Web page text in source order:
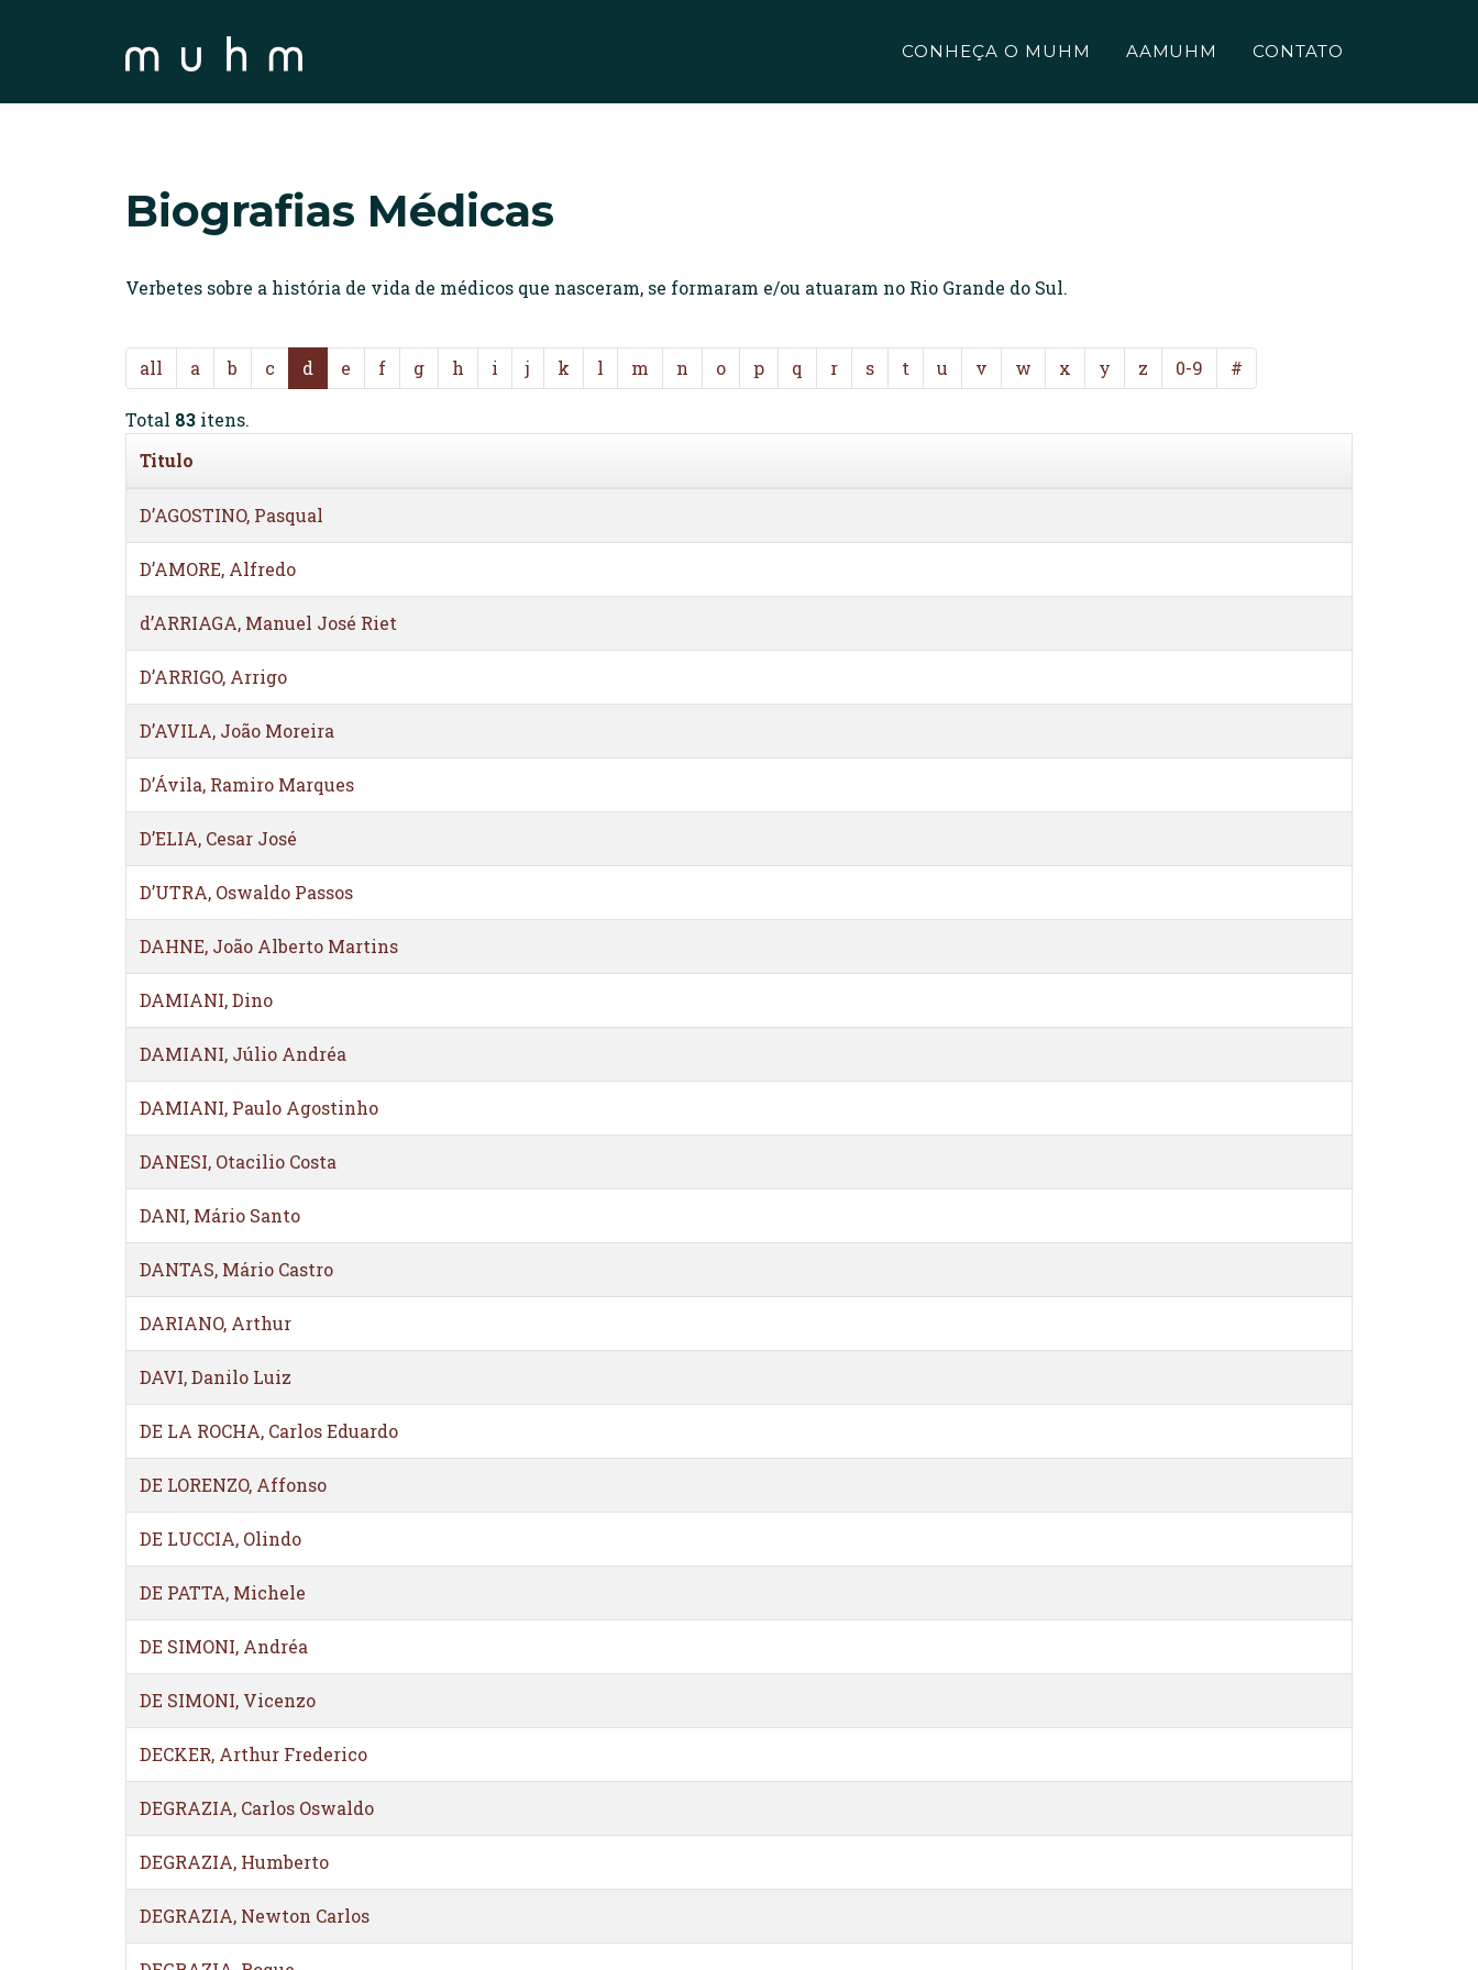
CONHEÇA O MUHM AAMUHM CONTATO
Biografias Médicas
Verbetes sobre a história de vida de médicos que nasceram, se formaram e/ou atuaram no Rio Grande do Sul.
all a b c d e f g h i j k l m n o p q r s t u v w x y z 0-9 #
Total 83 itens.
Titulo
D’AGOSTINO, Pasqual
D’AMORE, Alfredo
d’ARRIAGA, Manuel José Riet
D’ARRIGO, Arrigo
D’AVILA, João Moreira
D’Ávila, Ramiro Marques
D’ELIA, Cesar José
D’UTRA, Oswaldo Passos
DAHNE, João Alberto Martins
DAMIANI, Dino
DAMIANI, Júlio Andréa
DAMIANI, Paulo Agostinho
DANESI, Otacilio Costa
DANI, Mário Santo
DANTAS, Mário Castro
DARIANO, Arthur
DAVI, Danilo Luiz
DE LA ROCHA, Carlos Eduardo
DE LORENZO, Affonso
DE LUCCIA, Olindo
DE PATTA, Michele
DE SIMONI, Andréa
DE SIMONI, Vicenzo
DECKER, Arthur Frederico
DEGRAZIA, Carlos Oswaldo
DEGRAZIA, Humberto
DEGRAZIA, Newton Carlos